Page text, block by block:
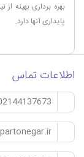
بهره برداری بهینه
پایداری آنها دارد.
اطلاعات تماس